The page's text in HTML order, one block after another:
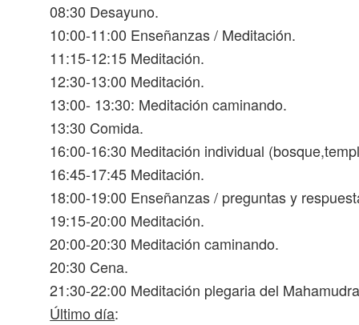
08:30 Desayuno.
10:00-11:00 Enseñanzas / Meditación.
11:15-12:15 Meditación.
12:30-13:00 Meditación.
13:00- 13:30: Meditación caminando.
13:30 Comida.
16:00-16:30 Meditación individual
16:45-17:45 Meditación.
18:00-19:00 Enseñanzas / preguntas y
19:15-20:00 Meditación.
20:00-20:30 Meditación caminando.
20:30 Cena.
21:30-22:00 Meditación plegaria del
Último día: